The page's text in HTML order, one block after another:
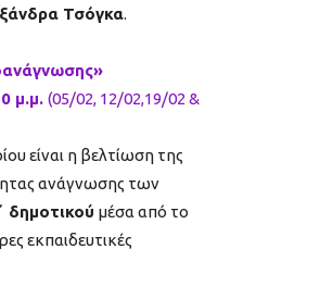
Τσόγκα.
μ.μ. (05/02, 12/02,19/02 &
είναι η βελτίωση της
ανάγνωσης των
δημοτικού μέσα από το
εκπαιδευτικές